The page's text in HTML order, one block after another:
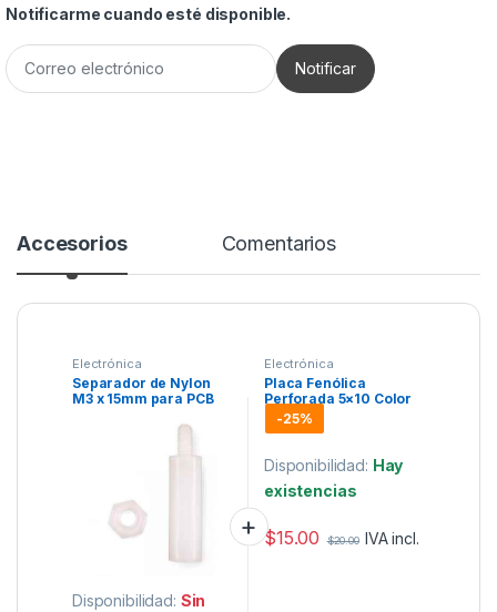
Notificarme cuando esté disponible.
Accesorios Comentarios
Electrónica
Separador de Nylon
M3 x 15mm para PCB
Disponibilidad: Sin
Electrónica
Placa Fenólica
Perforada 5×10 Color
1mm Verde.
-25%
Disponibilidad: Hay
existencias
$15.00 $20.00 IVA incl.